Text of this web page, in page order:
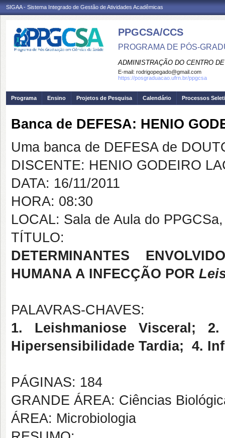
SIGAA - Sistema Integrado de Gestão de Atividades Acadêmicas
PPGCSA/CCS
PROGRAMA DE PÓS-
ADMINISTRAÇÃO DO CENTRO
E-mail: rodrigopegado@gmail.com
https://posgraduacao.ufrn.br/ppgcsa
Programa Ensino Projetos de Pesquisa Calendário Processos
Banca de DEFESA: HENIO
Uma banca de DEFESA de
DISCENTE: HENIO GODEIRO
DATA: 16/11/2011
HORA: 08:30
LOCAL: Sala de Aula do
TÍTULO:
DETERMINANTES
HUMANA A INFECÇÃO POR
PALAVRAS-CHAVES:
1. Leishmaniose Visceral;
Hipersensibilidade Tardia; 4.
PÁGINAS: 184
GRANDE ÁREA: Ciências
ÁREA: Microbiologia